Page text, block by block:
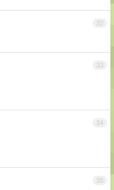
32
33
34
35